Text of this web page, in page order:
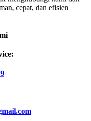
cepat, dan efisien